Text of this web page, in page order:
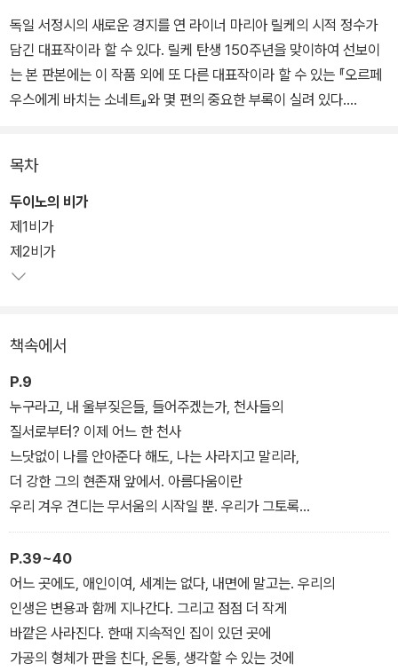
독일 서정시의 새로운 경지를 연 라이너 마리아 릴케의 시적 정수가
담긴 대표작이라 할 수 있다. 릴케 탄생 150주년을 맞이하여 선보이
는 본 판본에는 이 작품 외에 또 다른 대표작이라 할 수 있는 『오르페
우스에게 바치는 소네트』와 몇 편의 중요한 부록이 실려 있다.
각으로 1912년 무렵부터 틈틈이 써 놓은 것들로, 그의 생전에 출판되
지는 못했지만 『두이노의 비가』의 전체 주제를 이해하기 위한 광범위
한 맥락을 짚어 볼 수 있게 하는 시들이며, ‘훌레비츠에게 보내는 편
지’는 『비가』를 설명해 달라는 폴란드 작가의 요청에 릴케가 답한 글
로서 시인의 언어로 듣는 일종의 해설이라 볼 수 있다.
그 본질을 내면에서 ‘보이지 않게’ 다시 부활시키는 것이 우리의 임무
라고 이야기하는 릴케의 본 작품들은 삶과 죽음, 사랑과 예술, 그리고
인간 존재의 의미를 깊이 탐구하며 현대 고전의 반열에 올랐다.
목차
두이노의 비가
제1비가
제2비가
책속에서
P.9
누구라고, 내 울부짖은들, 들어주겠는가, 천사들의
질서로부터? 이제 어느 한 천사
느닷없이 나를 안아준다 해도, 나는 사라지고 말리라,
더 강한 그의 현존재 앞에서. 아름다움이란
우리 겨우 견디는 무서움의 시작일 뿐. 우리가 그토록
그 존재를 경탄하는 까닭은 그것이 우리를 파괴하는 짓을
거들떠보지도 않기 때문. 무섭지 않은 천사 있겠는가.
-『두이노의 비가』, 「제1비가」 중에서
P.39~40
어느 곳에도, 애인이여, 세계는 없다, 내면에 말고는. 우리의
인생은 변용과 함께 지나간다. 그리고 점점 더 작게
바깥은 사라진다. 한때 지속적인 집이 있던 곳에
가공의 형체가 판을 친다, 온통, 생각할 수 있는 것에